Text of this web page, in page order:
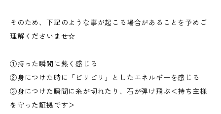
そのため、下記のような事が起こる場合があることを予めご
理解くださいませ☆
①持った瞬間に熱く感じる
②身につけた時に「ビリビリ」としたエネルギーを感じる
③身につけた瞬間に糸が切れたり、石が弾け飛ぶ＜持ち主様
を守った証拠です＞